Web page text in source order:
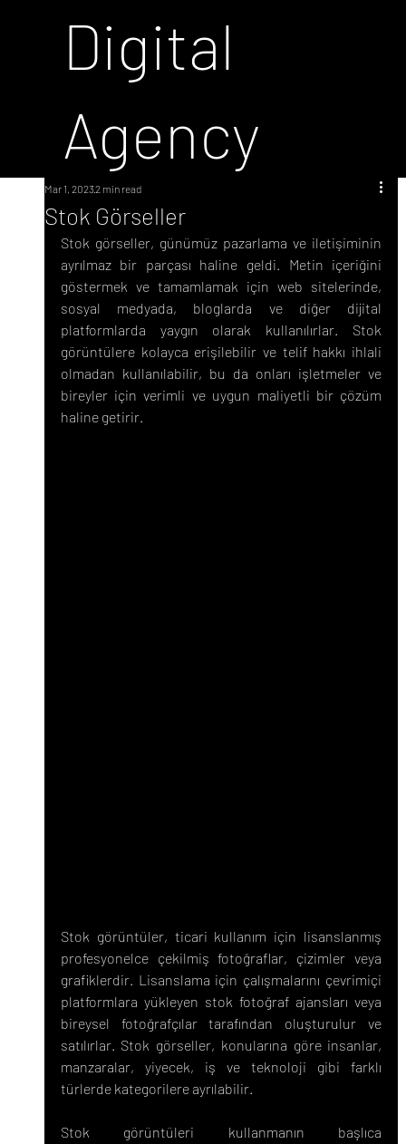
Digital
Agency
Stok Görseller
Mar 1, 20232 min read
Stok görseller, günümüz pazarlama ve iletişiminin
ayrılmaz bir parçası haline geldi. Metin içeriğini
göstermek ve tamamlamak için web sitelerinde,
sosyal medyada, bloglarda ve diğer dijital
platformlarda yaygın olarak kullanılırlar. Stok
görüntülere kolayca erişilebilir ve telif hakkı ihlali
olmadan kullanılabilir, bu da onları işletmeler ve
bireyler için verimli ve uygun maliyetli bir çözüm
haline getirir.
Stok görüntüler, ticari kullanım için lisanslanmış
profesyonelce çekilmiş fotoğraflar, çizimler veya
grafiklerdir. Lisanslama için çalışmalarını çevrimiçi
platformlara yükleyen stok fotoğraf ajansları veya
bireysel fotoğrafçılar tarafından oluşturulur ve
satılırlar. Stok görseller, konularına göre insanlar,
manzaralar, yiyecek, iş ve teknoloji gibi farklı
türlerde kategorilere ayrılabilir.
Stok görüntüleri kullanmanın başlıca